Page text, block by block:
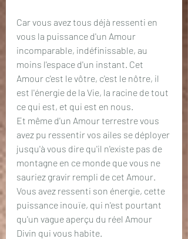
Car vous avez tous déjà ressenti en
vous la puissance d'un Amour
incomparable, indéfinissable, au
moins l'espace d'un instant. Cet
Amour c'est le vôtre, c'est le nôtre, il
est l'énergie de la Vie, la racine de tout
ce qui est, et qui est en nous.
Et même d'un Amour terrestre vous
avez pu ressentir vos ailes se déployer
jusqu'à vous dire qu'il n'existe pas de
montagne en ce monde que vous ne
sauriez gravir rempli de cet Amour.
Vous avez ressenti son énergie, cette
puissance inouïe, qui n'est pourtant
qu'un vague aperçu du réel Amour
Divin qui vous habite.